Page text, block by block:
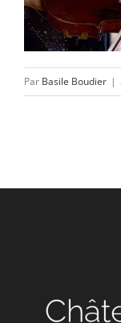
Par Basile Boudier |